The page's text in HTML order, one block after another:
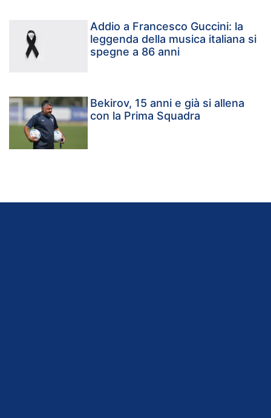
Addio a Francesco Guccini: la
leggenda della musica italiana si
spegne a 86 anni
Bekirov, 15 anni e già si allena
con la Prima Squadra